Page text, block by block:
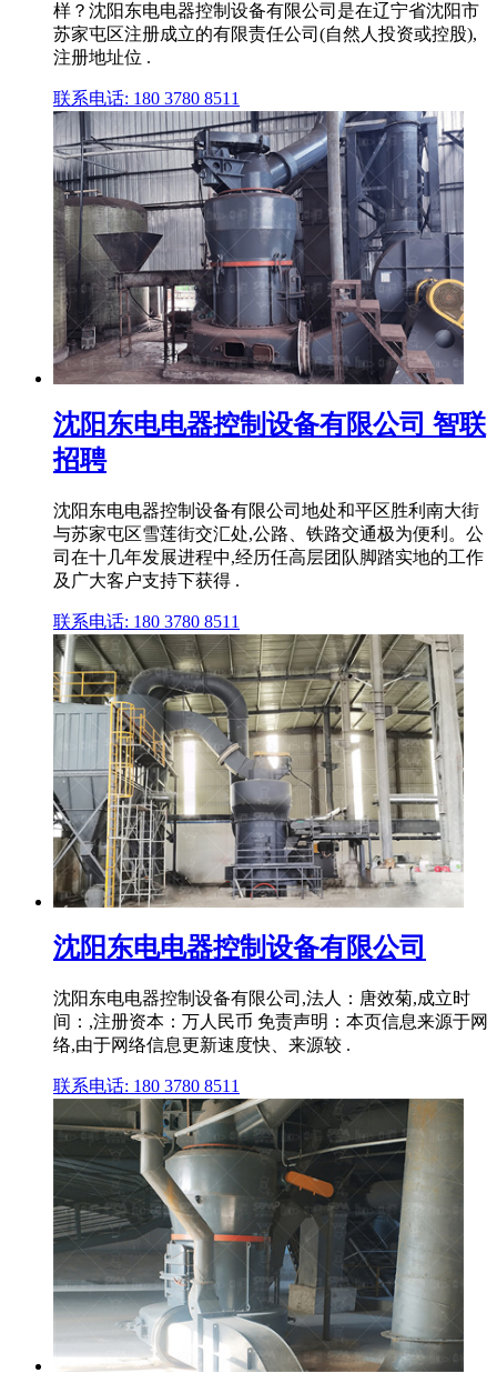
样？沈阳东电电器控制设备有限公司是在辽宁省沈阳市
苏家屯区注册成立的有限责任公司(自然人投资或控股),
注册地址位 .
联系电话: 180 3780 8511
沈阳东电电器控制设备有限公司 智联
招聘
沈阳东电电器控制设备有限公司地处和平区胜利南大街
与苏家屯区雪莲街交汇处,公路、铁路交通极为便利。公
司在十几年发展进程中,经历任高层团队脚踏实地的工作
及广大客户支持下获得 .
联系电话: 180 3780 8511
沈阳东电电器控制设备有限公司
沈阳东电电器控制设备有限公司,法人：唐效菊,成立时
间：,注册资本：万人民币 免责声明：本页信息来源于网
络,由于网络信息更新速度快、来源较 .
联系电话: 180 3780 8511